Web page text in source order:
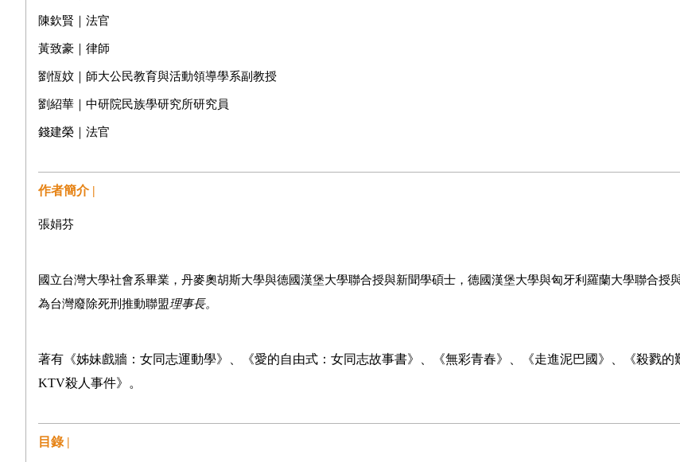
陳欽賢｜法官
黃致豪｜律師
劉恆妏｜師大公民教育與活動領導學系副教授
劉紹華｜中研院民族學研究所研究員
錢建榮｜法官
作者簡介 |
張娟芬
國立台灣大學社會系畢業，丹麥奧胡斯大學與德國漢堡大學聯合授與新聞學碩士，德國漢堡大學與匈牙利羅蘭大學聯合授
為台灣廢除死刑推動聯盟理事長。
著有《姊妹戲牆：女同志運動學》、《愛的自由式：女同志故事書》、《無彩青春》、《走進泥巴國》、《殺戮的
KTV殺人事件》。
目錄 |